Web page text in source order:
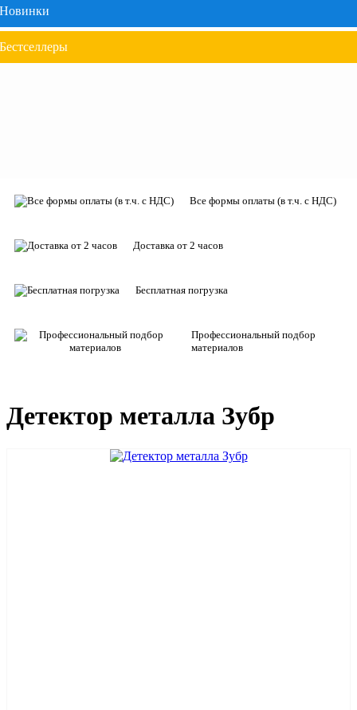
Новинки
Бестселлеры
Все формы оплаты (в т.ч. с НДС)
Доставка от 2 часов
Бесплатная погрузка
Профессиональный подбор
материалов
Детектор металла Зубр